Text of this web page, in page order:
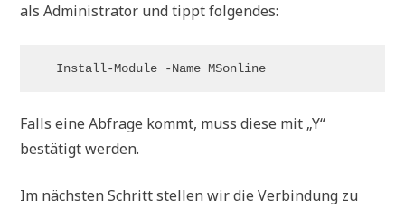
als Administrator und tippt folgendes:
Install-Module -Name MSonline
Falls eine Abfrage kommt, muss diese mit „Y“
bestätigt werden.
Im nächsten Schritt stellen wir die Verbindung zu